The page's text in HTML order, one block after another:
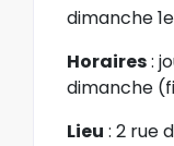
dimanche
Horaires: j
dimanche
Lieu : 2 rue